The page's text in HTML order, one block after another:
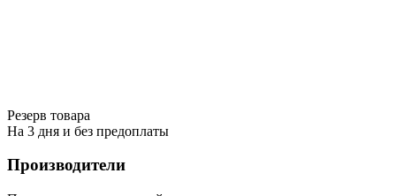
Резерв товара
На 3 дня и без предоплаты
Производители